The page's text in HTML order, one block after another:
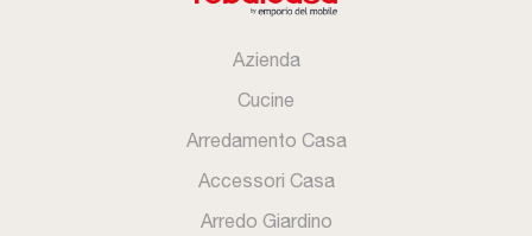
Azienda
Cucine
Arredamento Casa
Accessori Casa
Arredo Giardino